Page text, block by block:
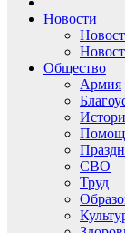
Новости
Общество
Армия
СВО
Труд